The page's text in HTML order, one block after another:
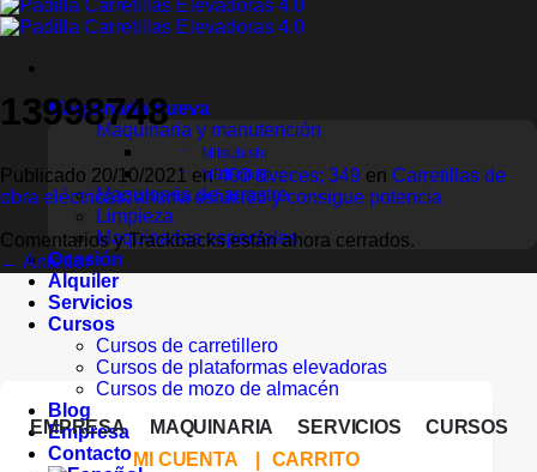
Maquinaria nueva
Maquinaria y manutención
Mitsubishi
MB Forklift
Maquinaria de arrastre
Limpieza
Maquinarias especiales
Ocasión
Alquiler
Servicios
Cursos
Cursos de carretillero
Cursos de plataformas elevadoras
Cursos de mozo de almacén
Blog
Empresa
Contacto
13998748
Publicado 20/10/2021en400 &veces; 349 en Carretillas de
obra eléctricas: ahorra esfuerzo y consigue potencia
Comentarios y Trackbacks están ahora cerrados.
← Anterior
EMPRESA MAQUINARIA SERVICIOS
CURSOS
MI CUENTA
CARRITO